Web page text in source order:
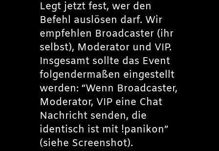
Legt jetzt fest, wer den
Befehl auslösen darf. Wir
empfehlen Broadcaster (ihr
selbst), Moderator und VIP.
Insgesamt sollte das Event
folgendermaßen eingestellt
werden: “Wenn Broadcaster,
Moderator, VIP eine Chat
Nachricht senden, die
identisch ist mit !panikon”
(siehe Screenshot).